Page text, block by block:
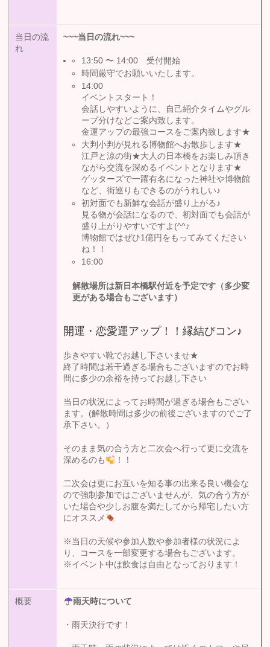
当日の流
れ
~~~当日の流れ~~~
13:50 〜 14:00受付開始
時間厳守でお願いいたします。
14:00
イベントスタート！
会話しやすいように、自己紹介タイムやグル
ープ分けなどご案内致します。
金運アップの最強コースをご案内致します★
大判小判が見れる博物館へお散歩します★
江戸と涼の街★大人の日本橋をお楽しみ頂き
ながら交流を深めるイベントとなります★
ゲッターズで一躍有名になった神社や博物館
など、街巡りもできるのがうれしい♪
初対面でも新鮮な会話が盛り上がる♪
見る物が会話になるので、初対面でも会話が
盛り上がりやすいですよ(^^♪
博物館ではぜひ1億円をもってみてください
ね！！
16:00
解散場所は新日本橋駅付近を予定です（多少変
更がある場合もございます）
開運・恋愛運アップ！！縁結びコン♪
歩きやすい靴でお越し下さいませ★
終了時間は若干過ぎる場合もございますのでお時
間に多少の余裕を持ってお越し下さい
当日の状況によってお時間が過ぎる場合もござい
ます。(解散時間は多少の前後ございますのでご了
承下さい。）
そのまま気の合う方と二次会へ行って更に交流を
深めるのも
！！
二次会は更にお互いを知る事の出来る良い機会な
ので強制参加ではございませんが、気の合う方が
いた場合や少しお腹を満たしてから帰宅したい方
にオススメ
※当日の天候や参加人数や参加者様の状況によ
り、コースを一部変更する場合もございます。
※イベント中は飲食は自由となっております！
概要 雨天時について
・雨天決行です！